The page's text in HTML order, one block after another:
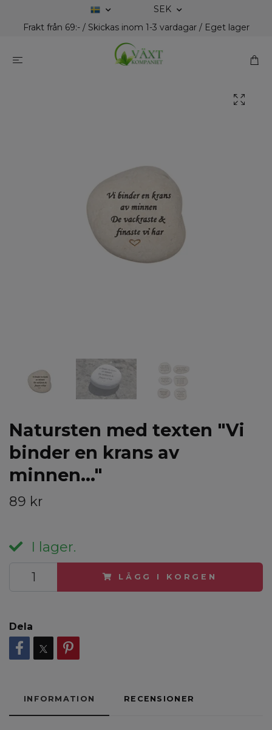
SEK
Frakt från 69:- / Skickas inom 1-3 vardagar / Eget lager
Natursten med texten "Vi
binder en krans av
minnen..."
89 kr
I lager.
LÄGG I KORGEN
Dela
INFORMATION RECENSIONER